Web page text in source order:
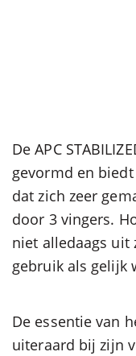
De APC
gevormd en
dat zich zeer
door 3 vingers.
niet alledaags uit
gebruik als gelijk
De essentie van
uiteraard bij zijn